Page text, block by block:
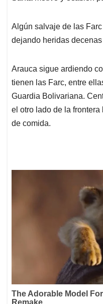
p
k
n
Algún salvaje de las
dejando heridas
Arauca sigue ardiendo
tienen las Farc, entre
Guardia Bolivariana.
el otro lado de la
de comida.